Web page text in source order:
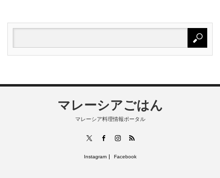
マレーシアごはん
マレーシア料理情報ポータル
FacebookInstagram
RSS
Instagram Facebook